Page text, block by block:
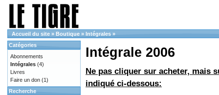
Accueil du site » Boutique » Intégrales »
Intégrale 2006
Ne pas cliquer sur acheter, mais
indiqué ci-dessous:
Catégories
Abonnements
Intégrales (4)
Livres
Faire un don (1)
Recherche